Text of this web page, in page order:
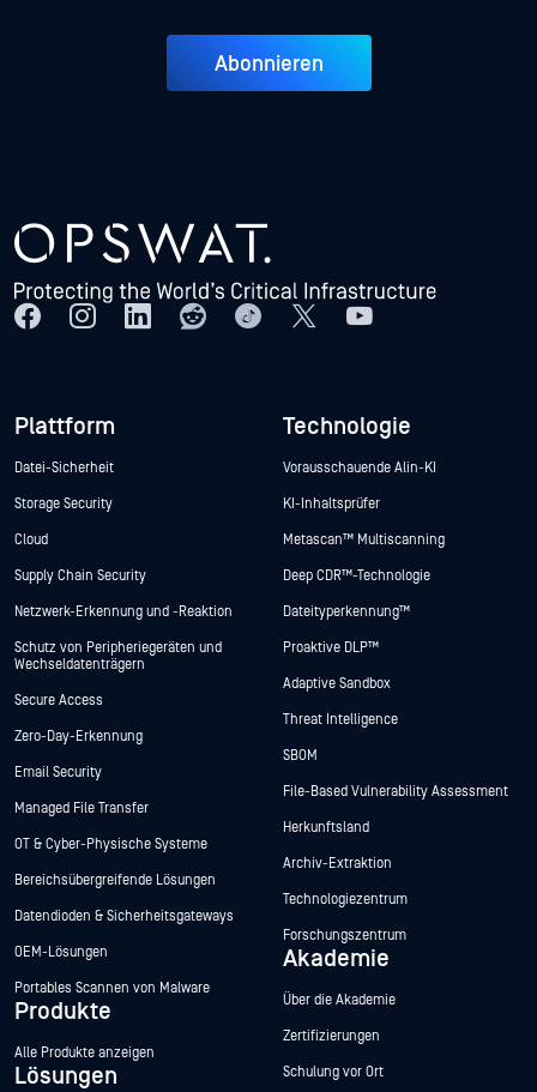
Abonnieren
Plattform
Datei-Sicherheit
Storage Security
Cloud
Supply Chain Security
Netzwerk-Erkennung und -Reaktion
Schutz von Peripheriegeräten und
Wechseldatenträgern
Secure Access
Zero-Day-Erkennung
Email Security
Managed File Transfer
OT & Cyber-Physische Systeme
Bereichsübergreifende Lösungen
Datendioden & Sicherheitsgateways
OEM-Lösungen
Portables Scannen von Malware
Produkte
Alle Produkte anzeigen
Lösungen
Technologie
Vorausschauende Alin-KI
KI-Inhaltsprüfer
Metascan™ Multiscanning
Deep CDR™-Technologie
Dateityperkennung™
Proaktive DLP™
Adaptive Sandbox
Threat Intelligence
SBOM
File-Based Vulnerability Assessment
Herkunftsland
Archiv-Extraktion
Technologiezentrum
Forschungszentrum
Akademie
Über die Akademie
Zertifizierungen
Schulung vor Ort